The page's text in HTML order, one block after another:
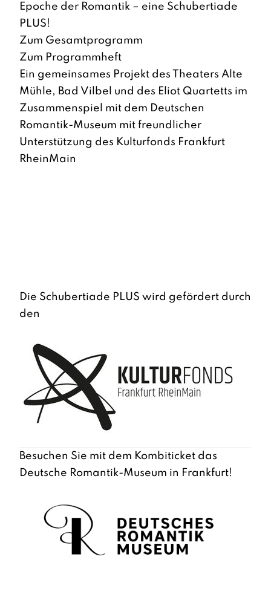
Epoche der Romantik – eine Schubertiade
PLUS!
Zum Gesamtprogramm
Zum Programmheft
Ein gemeinsames Projekt des Theaters Alte
Mühle, Bad Vilbel und des Eliot Quartetts im
Zusammenspiel mit dem Deutschen
Romantik-Museum mit freundlicher
Unterstützung des Kulturfonds Frankfurt
RheinMain
Die Schubertiade PLUS wird gefördert durch
den
Besuchen Sie mit dem Kombiticket das
Deutsche Romantik-Museum in Frankfurt!